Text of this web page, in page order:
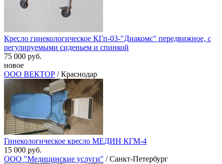
Кресло гинекологическое КГп-03-"Диакомс" передвижное, с
регулируемыми сиденьем и спинкой
75 000 руб.
новое
ООО ВЕКТОР / Краснодар
Гинекологическое кресло МЕДИН КГМ-4
15 000 руб.
ООО "Медицинские услуги" / Санкт-Петербург